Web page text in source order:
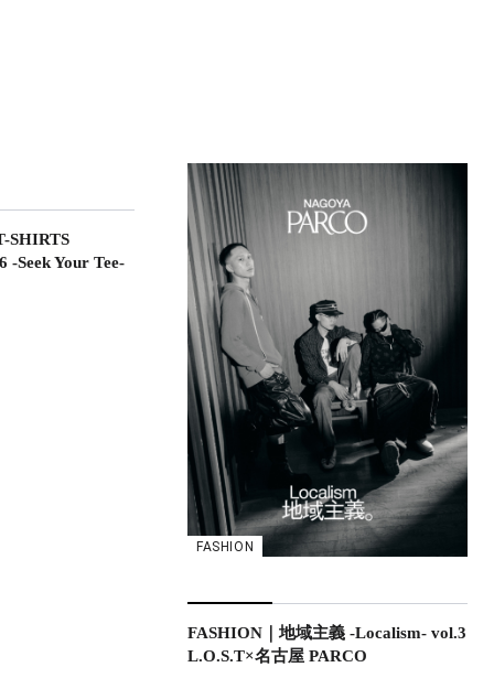
SHIRTS
Seek Your Tee-
FASHION
FASHION｜地域主義 -Localism- vol.3
L.O.S.T×名古屋 PARCO